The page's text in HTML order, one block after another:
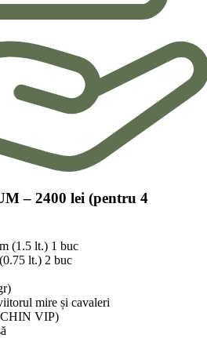
– 2400 lei (pentru 4
(1.5 lt.) 1 buc
lt.) 2 buc
mire și cavaleri
VIP)